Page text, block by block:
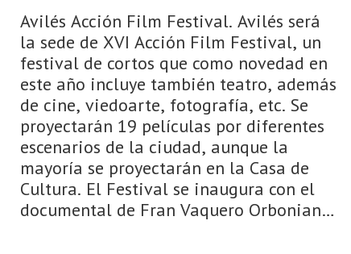
Avilés Acción Film Festival. Avilés será
la sede de XVI Acción Film Festival, un
festival de cortos que como novedad en
este año incluye también teatro, además
de cine, viedoarte, fotografía, etc. Se
proyectarán 19 películas por diferentes
escenarios de la ciudad, aunque la
mayoría se proyectarán en la Casa de
Cultura. El Festival se inaugura con el
documental de Fran Vaquero Orboniana,